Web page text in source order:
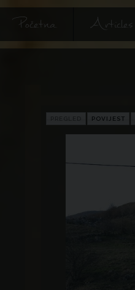
Početna Articles
POVIJEST